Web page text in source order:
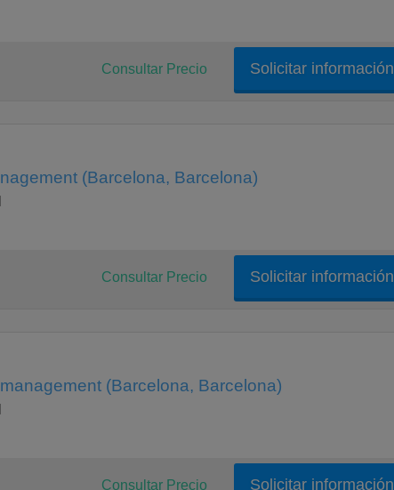
Solicitar información
Consultar Precio
(Barcelona, Barcelona)
Solicitar información
Consultar Precio
(Barcelona, Barcelona)
Solicitar información
Consultar Precio